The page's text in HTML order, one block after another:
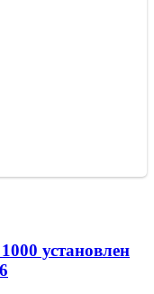
установлен